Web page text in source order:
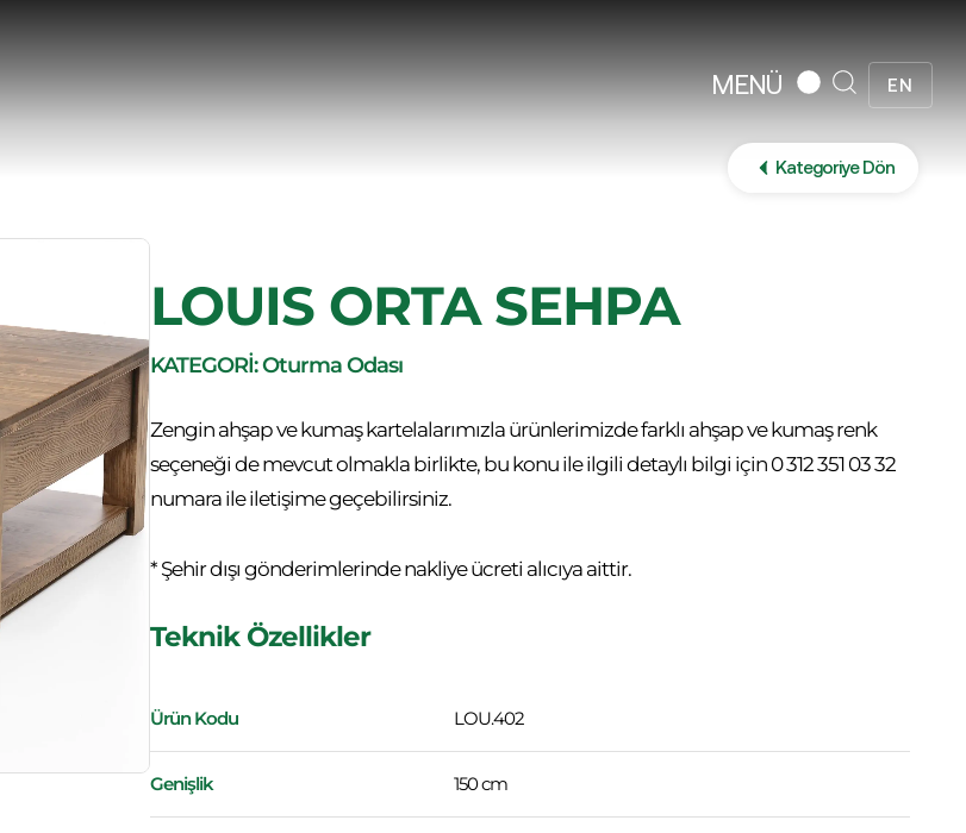
MENÜ EN
Kategoriye Dön
LOUIS ORTA SEHPA
KATEGORİ: Oturma Odası
Zengin ahşap ve kumaş kartelalarımızla ürünlerimizde farklı ahşap ve kumaş renk
seçeneği de mevcut olmakla birlikte, bu konu ile ilgili detaylı bilgi için 0 312 351 03 32
numara ile iletişime geçebilirsiniz.
* Şehir dışı gönderimlerinde nakliye ücreti alıcıya aittir.
Teknik Özellikler
Ürün Kodu LOU.402
Genişlik 150 cm